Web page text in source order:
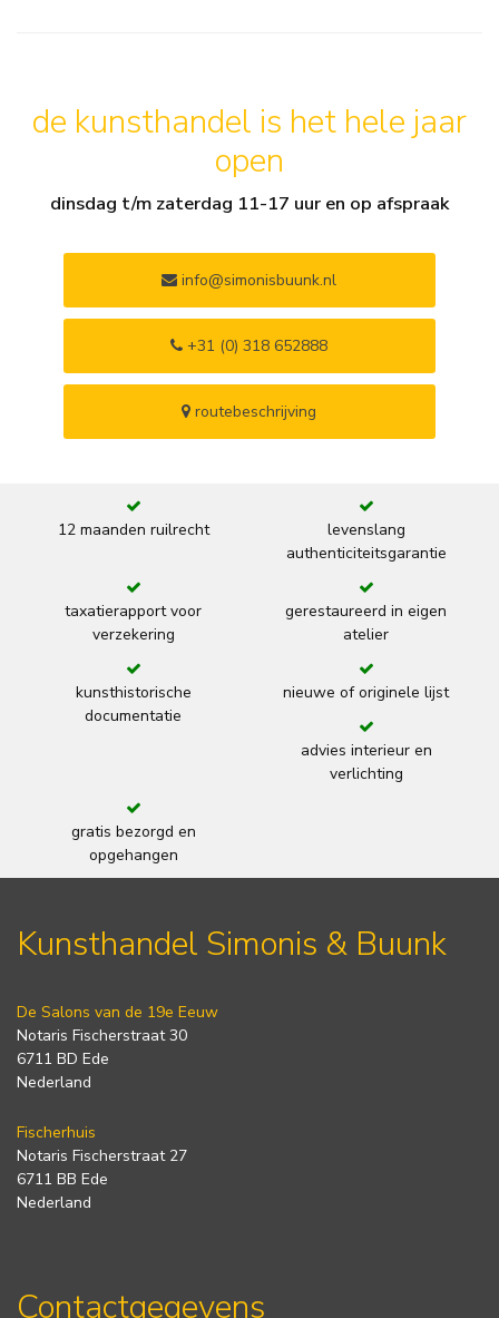
de kunsthandel is het hele jaar
open
dinsdag t/m zaterdag 11-17 uur en op afspraak
info@simonisbuunk.nl
+31 (0) 318 652888
routebeschrijving
12 maanden ruilrecht
levenslang
authenticiteitsgarantie
taxatierapport voor
verzekering
gerestaureerd in eigen
atelier
kunsthistorische
documentatie
nieuwe of originele lijst
advies interieur en
verlichting
gratis bezorgd en
opgehangen
Kunsthandel Simonis & Buunk
De Salons van de 19e Eeuw
Notaris Fischerstraat 30
6711 BD Ede
Nederland
Fischerhuis
Notaris Fischerstraat 27
6711 BB Ede
Nederland
Contactgegevens